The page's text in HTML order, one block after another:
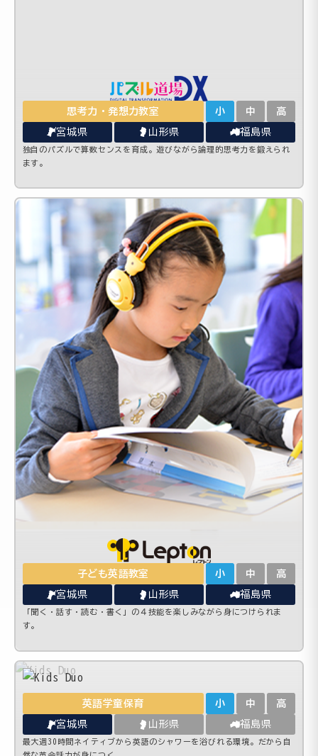
思考力・発想力教室 小 中 高
宮城県 山形県 福島県
独自のパズルで算数センスを育成。遊びながら論理的思考力を鍛えられ
ます。
子ども英語教室 小 中 高
宮城県 山形県 福島県
「聞く・話す・読む・書く」の４技能を楽しみながら身につけられま
す。
英語学童保育 小 中 高
宮城県 山形県 福島県
最大週30時間ネイティブから英語のシャワーを浴びれる環境。だから自